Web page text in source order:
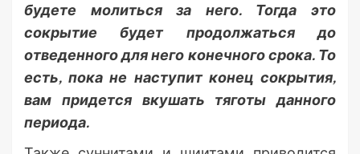
будете молиться за него. Тогда это
сокрытие будет продолжаться до
отведенного для него конечного срока. То
есть, пока не наступит конец сокрытия,
вам придется вкушать тяготы данного
периода.